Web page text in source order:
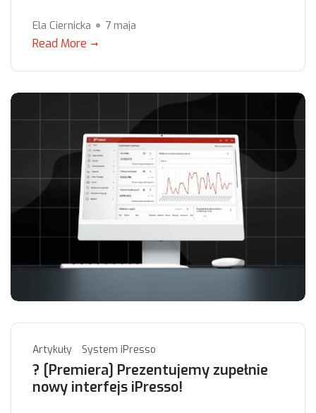
Ela Ciernicka 7 maja
Read More
Artykuły System iPresso
? [Premiera] Prezentujemy zupełnie
nowy interfejs iPresso!